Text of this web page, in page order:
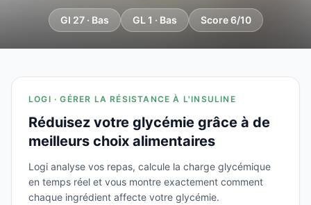
GI 27 · Bas GL 1 · Bas Score 6/10
LOGI · GÉRER LA RÉSISTANCE À L'INSULINE
Réduisez votre glycémie grâce à de
meilleurs choix alimentaires
Logi analyse vos repas, calcule la charge glycémique
en temps réel et vous montre exactement comment
chaque ingrédient affecte votre glycémie.